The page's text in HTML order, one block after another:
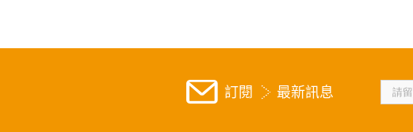
訂閱 最新訊息